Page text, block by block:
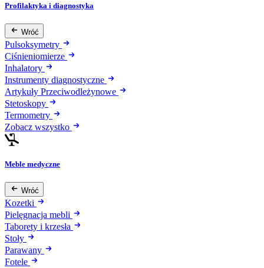
Profilaktyka i diagnostyka
Wróć
Pulsoksymetry
Ciśnieniomierze
Inhalatory
Instrumenty diagnostyczne
Artykuły Przeciwodleżynowe
Stetoskopy
Termometry
Zobacz wszystko
Meble medyczne
Wróć
Kozetki
Pielęgnacja mebli
Taborety i krzesła
Stoły
Parawany
Fotele